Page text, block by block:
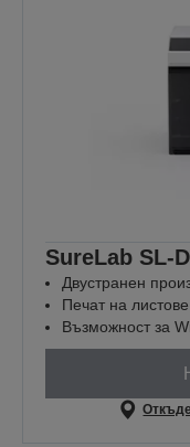
SureLab SL-
Двустранен
Печат на
Възможност за